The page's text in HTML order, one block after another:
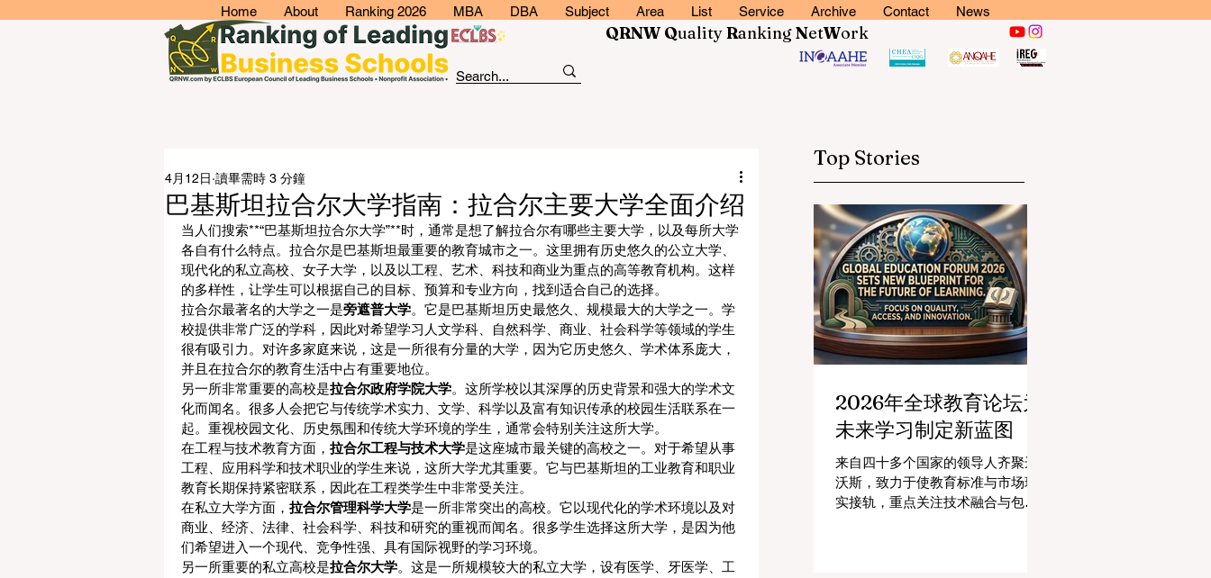
Home About Ranking 2026 MBA DBA Subject Area List Service Archive Contact News
QRNW QualityRankingNetWork
巴基斯坦拉合尔大学指南：拉合尔主要大学全面介绍
4月12日 讀畢需時 3 分鐘
当人们搜索**“巴基斯坦拉合尔大学”**时，通常是想了解拉合尔有哪些主要大学，以及每所大学
各自有什么特点。拉合尔是巴基斯坦最重要的教育城市之一。这里拥有历史悠久的公立大学、
现代化的私立高校、女子大学，以及以工程、艺术、科技和商业为重点的高等教育机构。这样
的多样性，让学生可以根据自己的目标、预算和专业方向，找到适合自己的选择。
拉合尔最著名的大学之一是旁遮普大学。它是巴基斯坦历史最悠久、规模最大的大学之一。学
校提供非常广泛的学科，因此对希望学习人文学科、自然科学、商业、社会科学等领域的学生
很有吸引力。对许多家庭来说，这是一所很有分量的大学，因为它历史悠久、学术体系庞大，
并且在拉合尔的教育生活中占有重要地位。
另一所非常重要的高校是拉合尔政府学院大学。这所学校以其深厚的历史背景和强大的学术文
化而闻名。很多人会把它与传统学术实力、文学、科学以及富有知识传承的校园生活联系在一
起。重视校园文化、历史氛围和传统大学环境的学生，通常会特别关注这所大学。
在工程与技术教育方面， 拉合尔工程与技术大学是这座城市最关键的高校之一。对于希望从事
工程、应用科学和技术职业的学生来说，这所大学尤其重要。它与巴基斯坦的工业教育和职业
教育长期保持紧密联系，因此在工程类学生中非常受关注。
在私立大学方面， 拉合尔管理科学大学是一所非常突出的高校。它以现代化的学术环境以及对
商业、经济、法律、社会科学、科技和研究的重视而闻名。很多学生选择这所大学，是因为他
们希望进入一个现代、竞争性强、具有国际视野的学习环境。
另一所重要的私立高校是拉合尔大学。这是一所规模较大的私立大学，设有医学、牙医学、工
Top Stories
2026年全球教育论坛为
未来学习制定新蓝图
来自四十多个国家的领导人齐聚达
沃斯，致力于使教育标准与市场现
实接轨，重点关注技术融合与包容